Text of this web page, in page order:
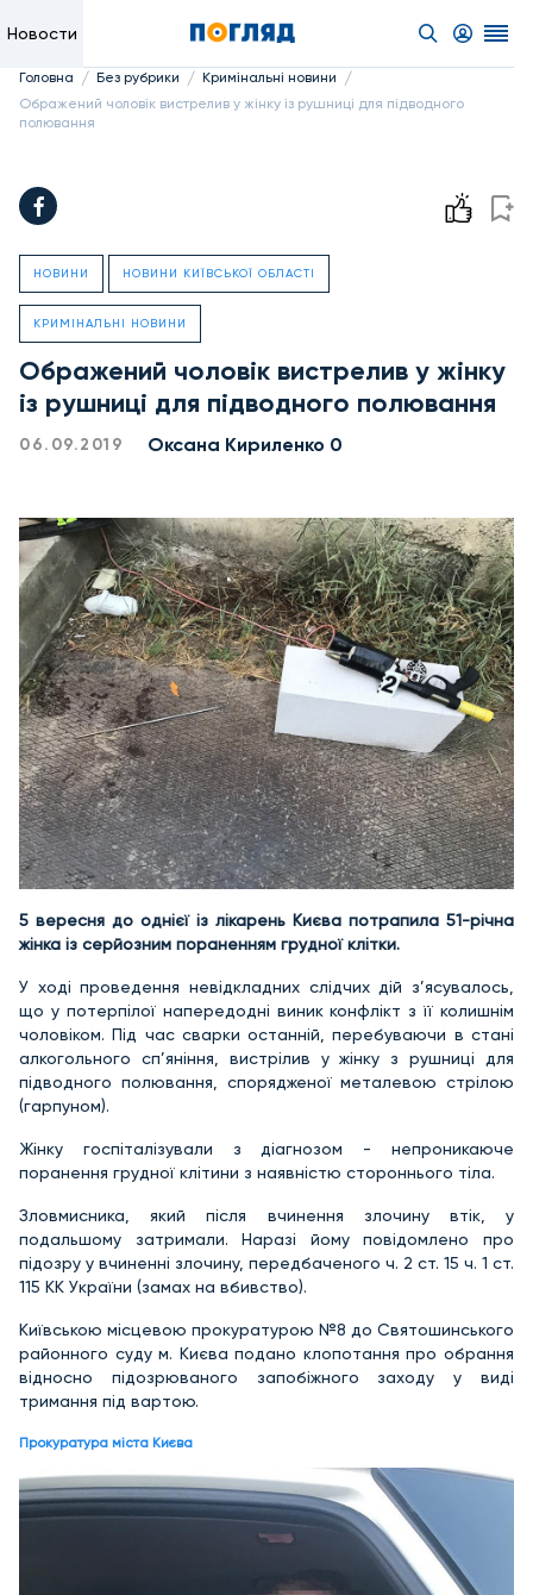
Новости
Головна / Без рубрики / Кримінальні новини /
Ображений чоловік вистрелив у жінку із рушниці для підводного
полювання
НОВИНИ НОВИНИ КИЇВСЬКОЇ ОБЛАСТІ
КРИМІНАЛЬНІ НОВИНИ
Ображений чоловік вистрелив у жінку
із рушниці для підводного полювання
06.09.2019 Оксана Кириленко 0
5 вересня до однієї із лікарень Києва потрапила 51-річна
жінка із серйозним пораненням грудної клітки.
У ході проведення невідкладних слідчих дій з’ясувалось,
що у потерпілої напередодні виник конфлікт з її колишнім
чоловіком. Під час сварки останній, перебуваючи в стані
алкогольного сп’яніння, вистрілив у жінку з рушниці для
підводного полювання, спорядженої металевою стрілою
(гарпуном).
Жінку госпіталізували з діагнозом - непроникаюче
поранення грудної клітини з наявністю стороннього тіла.
Зловмисника, який після вчинення злочину втік, у
подальшому затримали. Наразі йому повідомлено про
підозру у вчиненні злочину, передбаченого ч. 2 ст. 15 ч. 1 ст.
115 КК України (замах на вбивство).
Київською місцевою прокуратурою №8 до Святошинського
районного суду м. Києва подано клопотання про обрання
відносно підозрюваного запобіжного заходу у виді
тримання під вартою.
Прокуратура міста Києва